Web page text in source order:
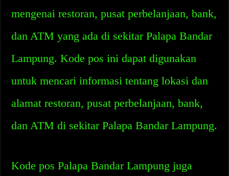
mengenai restoran, pusat perbelanjaan, bank,
dan ATM yang ada di sekitar Palapa Bandar
Lampung. Kode pos ini dapat digunakan
untuk mencari informasi tentang lokasi dan
alamat restoran, pusat perbelanjaan, bank,
dan ATM di sekitar Palapa Bandar Lampung.
Kode pos Palapa Bandar Lampung juga